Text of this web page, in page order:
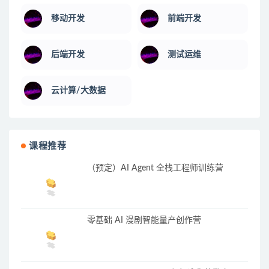
移动开发 前端开发
后端开发 测试运维
云计算/大数据
课程推荐
（预定）AI Agent 全栈工程师训练营
零基础 AI 漫剧智能量产创作营